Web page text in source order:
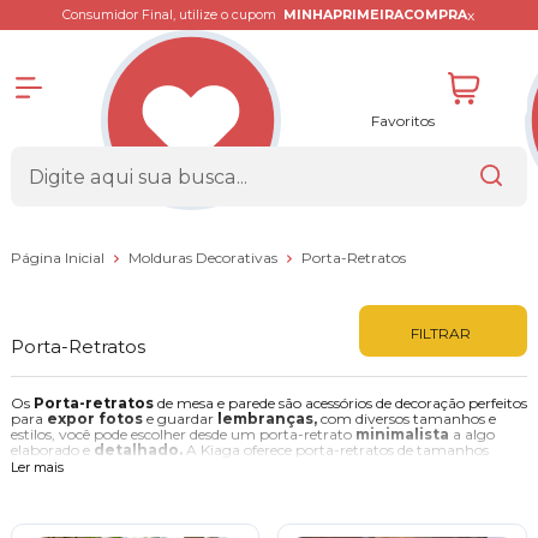
Consumidor Final, utilize o cupom MINHAPRIMEIRACOMPRAx
Favoritos
Página Inicial Molduras Decorativas Porta-Retratos
Porta-Retratos
FILTRAR
OsPorta-retratos de mesa e parede são acessórios de decoração perfeitos
para expor fotos e guardar lembranças, com diversos tamanhos e
estilos, você pode escolher desde um porta-retrato minimalista a algo
elaborado e detalhado. A Kiaga oferece porta-retratos de tamanhos
variados para encaixar em qualquer lugar que você escolha, e, podendo
Ler mais